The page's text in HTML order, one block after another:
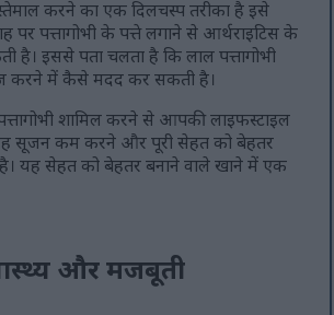
करने का एक दिलचस्प तरीका है इसे
पर पत्तागोभी के पत्ते लगाने से आर्थराइटिस के
है। इससे पता चलता है कि लाल पत्तागोभी
करने में कैसे मदद कर सकती है।
शामिल करने से आपकी लाइफस्टाइल
सूजन कम करने और पूरी सेहत को बेहतर
यह सेहत को बेहतर बनाने वाले खाने में एक
और मजबूती